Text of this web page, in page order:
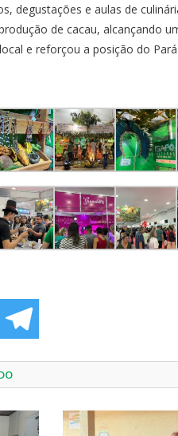
degustações e aulas de
de cacau, alcançando
e reforçou a posição do